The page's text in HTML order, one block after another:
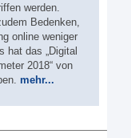
werden.
Bedenken,
online weniger
hat das „Digital
2018“ von
mehr...